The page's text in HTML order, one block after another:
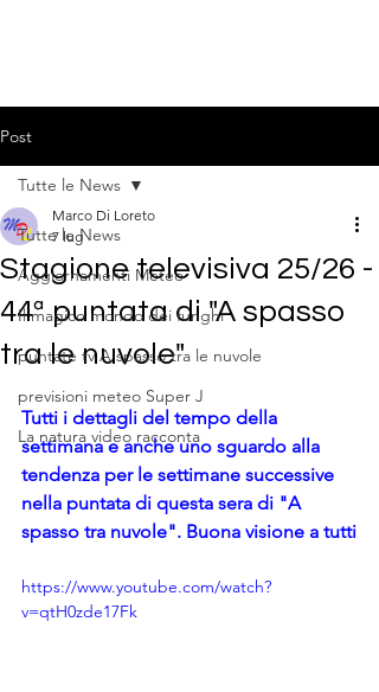
Post
Tutte le News
Aggiornamenti Meteo
Il magico mondo dei funghi
puntate tv A spasso tra le nuvole
previsioni meteo Super J
La natura video racconta
Tutte le News
Stagione televisiva 25/26 -
44ª puntata di "A spasso
tra le nuvole"
Marco Di Loreto
7 lug
Tutti i dettagli del tempo della
settimana e anche uno sguardo alla
tendenza per le settimane successive
nella puntata di questa sera di "A
spasso tra nuvole". Buona visione a tutti
https://www.youtube.com/watch?
v=qtH0zde17Fk